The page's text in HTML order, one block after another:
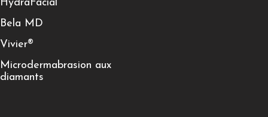
HydraFacial
Bela MD
Vivier®
Microdermabrasion aux
diamants